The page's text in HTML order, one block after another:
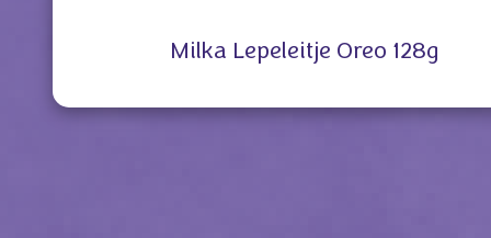
Milka Lepeleitje Oreo 128g